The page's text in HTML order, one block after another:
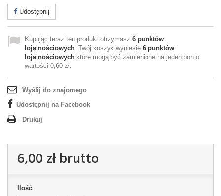
Udostępnij
Kupując teraz ten produkt otrzymasz 6 punktów
lojalnościowych. Twój koszyk wyniesie 6 punktów
lojalnościowych które mogą być zamienione na jeden bon o
wartości 0,60 zł.
Wyślij do znajomego
Udostępnij na Facebook
Drukuj
6,00 złbrutto
Ilość